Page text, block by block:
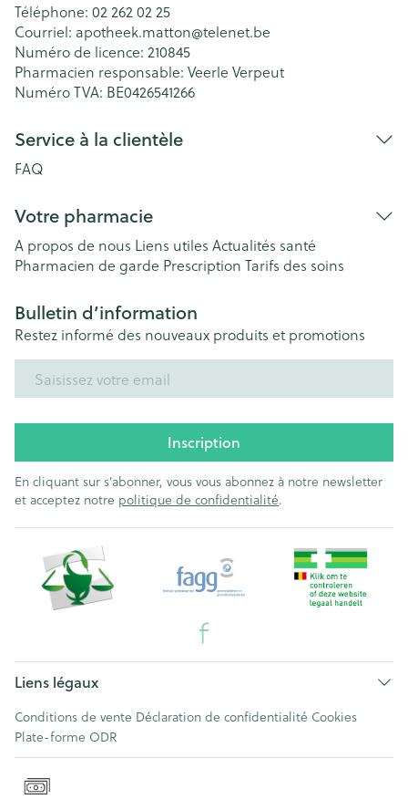
Téléphone: 02 262 02 25
Courriel: apotheek.matton@telenet.be
Numéro de licence: 210845
Pharmacien responsable: Veerle Verpeut
Numéro TVA: BE0426541266
Service à la clientèle
FAQ
Votre pharmacie
A propos de nous Liens utiles Actualités santé
Pharmacien de garde Prescription Tarifs des soins
Bulletin d’information
Restez informé des nouveaux produits et promotions
Inscription
En cliquant sur s'abonner, vous vous abonnez à notre newsletter
et acceptez notre politique de confidentialité.
Liens légaux
Conditions de vente Déclaration de confidentialité Cookies
Plate-forme ODR